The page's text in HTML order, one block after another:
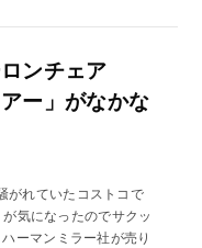
ンチェア
ー」がなかな
がれていたコストコで
気になったのでサクッ
ーマンミラー社が売り